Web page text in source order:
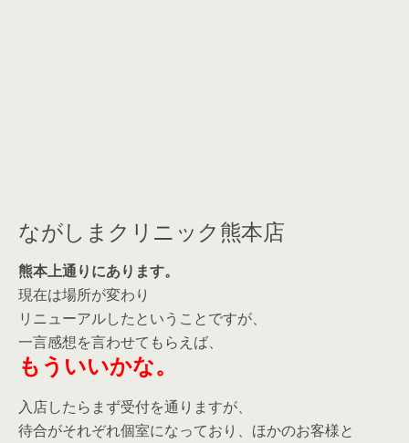
ながしまクリニック熊本店
熊本上通りにあります。
現在は場所が変わり
リニューアルしたということですが、
一言感想を言わせてもらえば、
もういいかな。
入店したらまず受付を通りますが、
待合がそれぞれ個室になっており、ほかのお客様と